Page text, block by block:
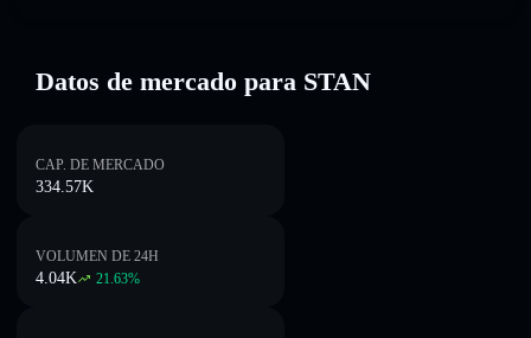
Datos de mercado para STAN
CAP. DE MERCADO
334.57K
VOLUMEN DE 24H
4.04K 21.63%